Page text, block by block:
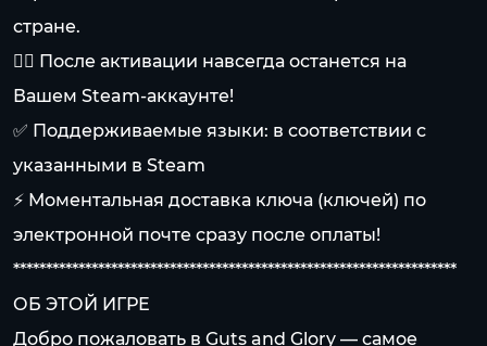
стране.
👍🏻 После активации навсегда останется на
Вашем Steam-аккаунте!
✅ Поддерживаемые языки: в соответствии с
указанными в Steam
⚡ Моментальная доставка ключа (ключей) по
электронной почте сразу после оплаты!
********************************************************************
ОБ ЭТОЙ ИГРЕ
Добро пожаловать в Guts and Glory — самое